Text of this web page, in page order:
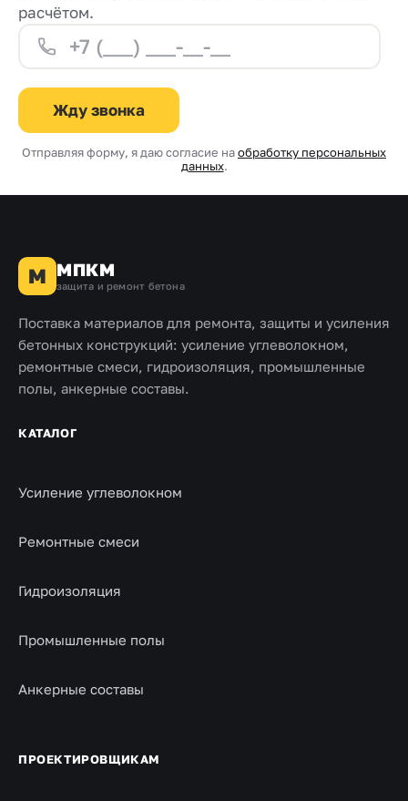
расчётом.
Жду звонка
Отправляя форму, я даю согласие наобработку персональных
данных.
М МПКМ
защита и ремонт бетона
Поставка материалов для ремонта, защиты и усиления
бетонных конструкций: усиление углеволокном,
ремонтные смеси, гидроизоляция, промышленные
полы, анкерные составы.
КАТАЛОГ
Усиление углеволокном
Ремонтные смеси
Гидроизоляция
Промышленные полы
Анкерные составы
ПРОЕКТИРОВЩИКАМ